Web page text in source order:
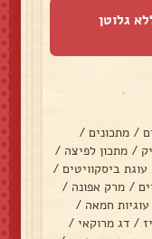
גלוטן
/ מתכונים /
/ מתכון לפיצה /
עוגת ביסקוויטים /
/ מרק אפונה /
עוגיות חמאה /
/ דג מרוקאי /